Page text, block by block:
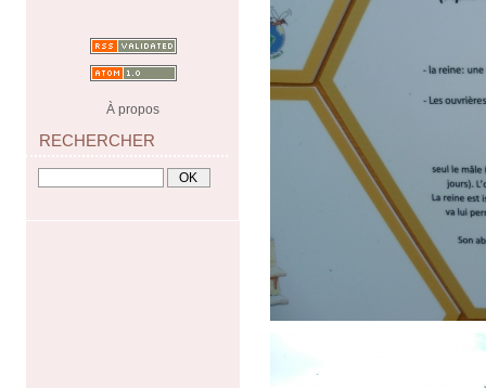
À propos
RECHERCHER